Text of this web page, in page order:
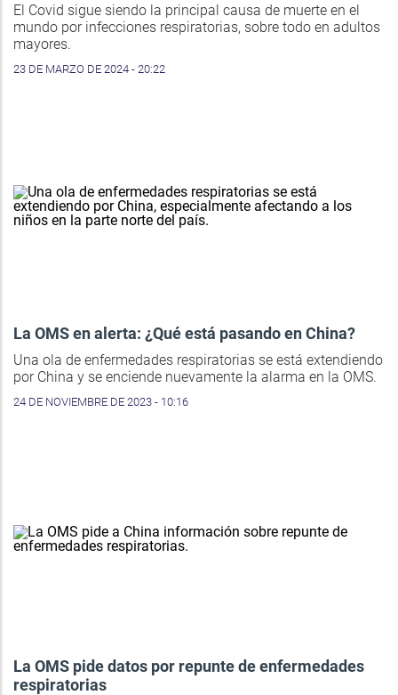
El Covid sigue siendo la principal causa de muerte en el
mundo por infecciones respiratorias, sobre todo en adultos
mayores.
23 DE MARZO DE 2024 - 20:22
La OMS en alerta: ¿Qué está pasando en China?
Una ola de enfermedades respiratorias se está extendiendo
por China y se enciende nuevamente la alarma en la OMS.
24 DE NOVIEMBRE DE 2023 - 10:16
La OMS pide datos por repunte de enfermedades
respiratorias